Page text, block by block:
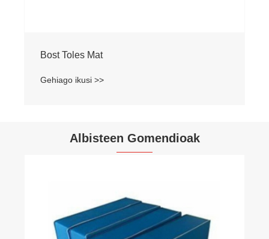
Bost Toles Mat
Gehiago ikusi >>
Albisteen Gomendioak